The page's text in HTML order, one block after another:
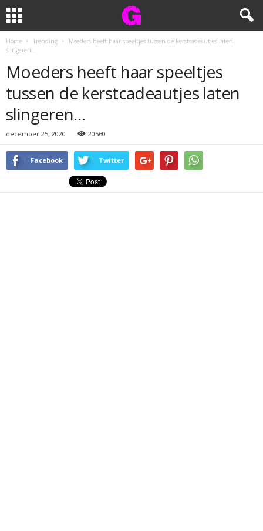
Home Trending
Moeders heeft haar speeltjes tussen de kerstcadeautjes laten
slingeren…
Moeders heeft haar speeltjes
tussen de kerstcadeautjes laten
slingeren…
december 25, 2020 20560
Facebook Twitter